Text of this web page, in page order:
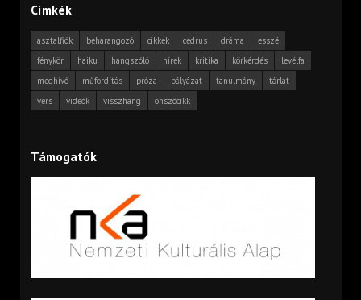
Címkék
asztalfiók beharangozó cikkek cédrus dráma
esszé
fénykör
haiku hangszóló hírek kritika körkérdés
levélfa
meghívó
műfordítás próza pályázat tanulmány
tárlat
vers
videók visszhang önszócikk
Támogatók